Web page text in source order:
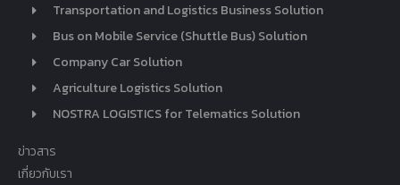
Transportation and Logistics Business Solution
Bus on Mobile Service (Shuttle Bus) Solution
Company Car Solution
Agriculture Logistics Solution
NOSTRA LOGISTICS for Telematics Solution
ข่าวสาร
เกี่ยวกับเรา